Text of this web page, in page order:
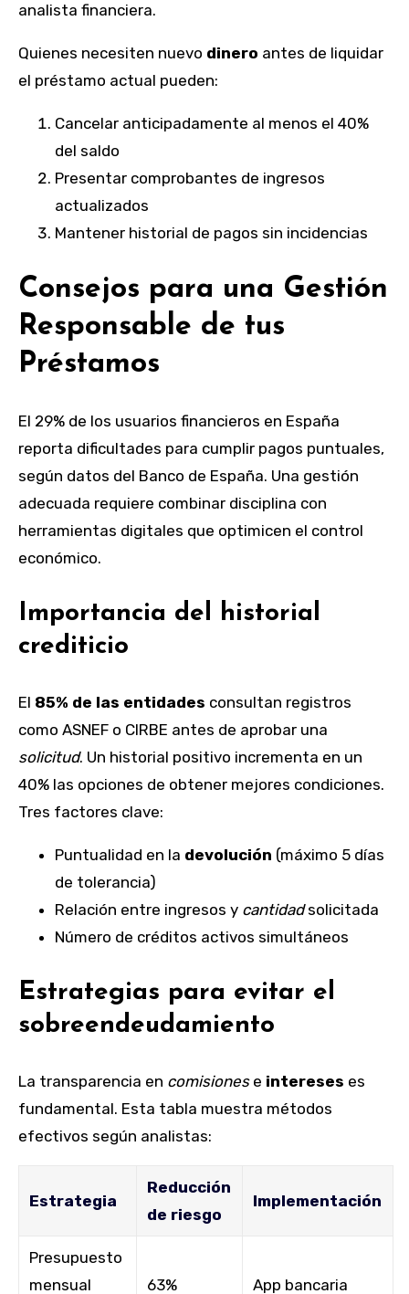
analista financiera.
Quienes necesiten nuevo dinero antes de liquidar
el préstamo actual pueden:
Cancelar anticipadamente al menos el 40%
del saldo
Presentar comprobantes de ingresos
actualizados
Mantener historial de pagos sin incidencias
Consejos para una Gestión
Responsable de tus
Préstamos
El 29% de los usuarios financieros en España
reporta dificultades para cumplir pagos puntuales,
según datos del Banco de España. Una gestión
adecuada requiere combinar disciplina con
herramientas digitales que optimicen el control
económico.
Importancia del historial
crediticio
El 85% de las entidades consultan registros
como ASNEF o CIRBE antes de aprobar una
solicitud. Un historial positivo incrementa en un
40% las opciones de obtener mejores condiciones.
Tres factores clave:
Puntualidad en la devolución (máximo 5 días
de tolerancia)
Relación entre ingresos y cantidadsolicitada
Número de créditos activos simultáneos
Estrategias para evitar el
sobreendeudamiento
La transparencia en comisionese intereses es
fundamental. Esta tabla muestra métodos
efectivos según analistas:
Estrategia
Reducción
de riesgo
Implementación
Presupuesto
mensual
63% App bancaria